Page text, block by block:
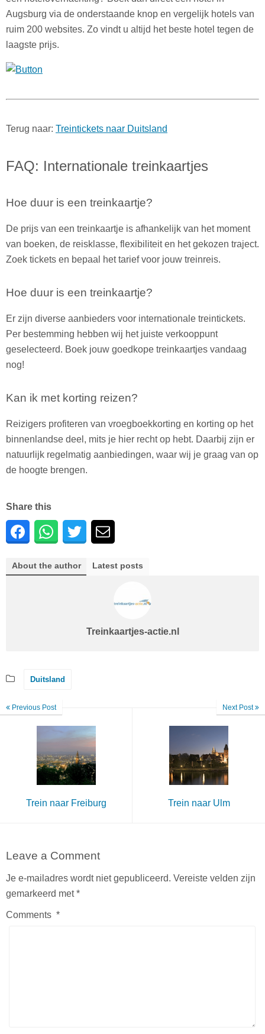
Augsburg via de onderstaande knop en vergelijk hotels van
ruim 200 websites. Zo vindt u altijd het beste hotel tegen de
laagste prijs.
Terug naar: Treintickets naar Duitsland
FAQ: Internationale treinkaartjes
Hoe duur is een treinkaartje?
De prijs van een treinkaartje is afhankelijk van het moment
van boeken, de reisklasse, flexibiliteit en het gekozen traject.
Zoek tickets en bepaal het tarief voor jouw treinreis.
Hoe duur is een treinkaartje?
Er zijn diverse aanbieders voor internationale treintickets.
Per bestemming hebben wij het juiste verkooppunt
geselecteerd. Boek jouw goedkope treinkaartjes vandaag
nog!
Kan ik met korting reizen?
Reizigers profiteren van vroegboekkorting en korting op het
binnenlandse deel, mits je hier recht op hebt. Daarbij zijn er
natuurlijk regelmatig aanbiedingen, waar wij je graag van op
de hoogte brengen.
Share this
About the author Latest posts
Treinkaartjes-actie.nl
Duitsland
Previous Post
Trein naar Freiburg
Next Post
Trein naar Ulm
Leave a Comment
Je e-mailadres wordt niet gepubliceerd. Vereiste velden zijn
gemarkeerd met*
Comments *